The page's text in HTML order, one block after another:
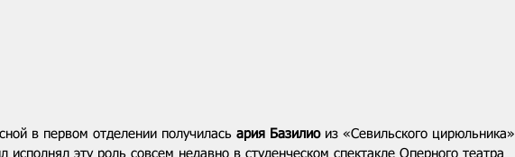
в первом отделении получилась ария Базилио из «Севильского цирюльника»
исполнял эту роль совсем недавно в студенческом спектакле Оперного театра